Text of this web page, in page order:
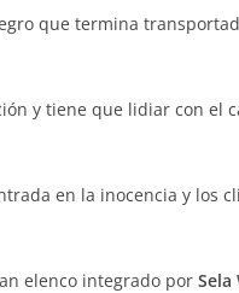
que termina
y tiene que lidiar con el
en la inocencia y los
elenco integrado por Sela